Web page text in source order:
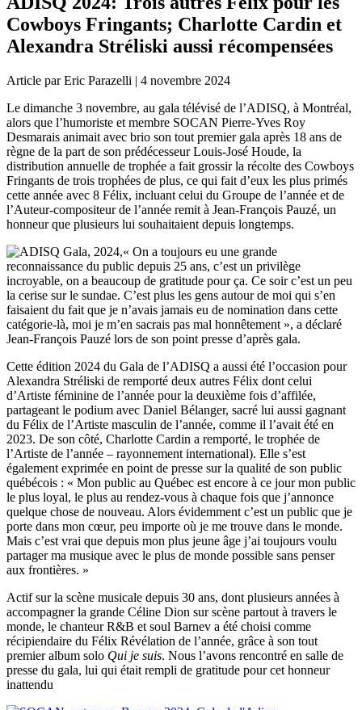
Cowboys Fringants; Charlotte Cardin et
Alexandra Stréliski aussi récompensées
Article par Eric Parazelli | 4 novembre 2024
Le dimanche 3 novembre, au gala télévisé de l’ADISQ, à Montréal,
alors que l’humoriste et membre SOCAN Pierre-Yves Roy
Desmarais animait avec brio son tout premier gala après 18 ans de
règne de la part de son prédécesseur Louis-José Houde, la
distribution annuelle de trophée a fait grossir la récolte des Cowboys
Fringants de trois trophées de plus, ce qui fait d’eux les plus primés
cette année avec 8 Félix, incluant celui du Groupe de l’année et de
l’Auteur-compositeur de l’année remit à Jean-François Pauzé, un
honneur que plusieurs lui souhaitaient depuis longtemps.
« On a toujours eu une grande
reconnaissance du public depuis 25 ans, c’est un privilège
incroyable, on a beaucoup de gratitude pour ça. Ce soir c’est un peu
la cerise sur le sundae. C’est plus les gens autour de moi qui s’en
faisaient du fait que je n’avais jamais eu de nomination dans cette
catégorie-là, moi je m’en sacrais pas mal honnêtement », a déclaré
Jean-François Pauzé lors de son point presse d’après gala.
Cette édition 2024 du Gala de l’ADISQ a aussi été l’occasion pour
Alexandra Stréliski de remporté deux autres Félix dont celui
d’Artiste féminine de l’année pour la deuxième fois d’affilée,
partageant le podium avec Daniel Bélanger, sacré lui aussi gagnant
du Félix de l’Artiste masculin de l’année, comme il l’avait été en
2023. De son côté, Charlotte Cardin a remporté, le trophée de
l’Artiste de l’année – rayonnement international). Elle s’est
également exprimée en point de presse sur la qualité de son public
québécois : « Mon public au Québec est encore à ce jour mon public
le plus loyal, le plus au rendez-vous à chaque fois que j’annonce
quelque chose de nouveau. Alors évidemment c’est un public que je
porte dans mon cœur, peu importe où je me trouve dans le monde.
Mais c’est vrai que depuis mon plus jeune âge j’ai toujours voulu
partager ma musique avec le plus de monde possible sans penser
aux frontières. »
Actif sur la scène musicale depuis 30 ans, dont plusieurs années à
accompagner la grande Céline Dion sur scène partout à travers le
monde, le chanteur R&B et soul Barnev a été choisi comme
récipiendaire du Félix Révélation de l’année, grâce à son tout
premier album solo Qui je suis. Nous l’avons rencontré en salle de
presse du gala, lui qui était rempli de gratitude pour cet honneur
inattendu